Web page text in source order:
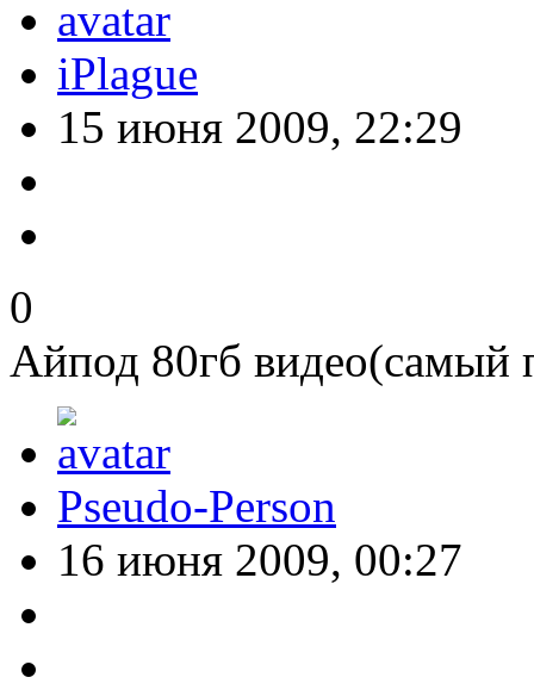
iPlague
15 июня 2009, 22:29
0
Айпод 80гб видео(самый
Pseudo-Person
16 июня 2009, 00:27